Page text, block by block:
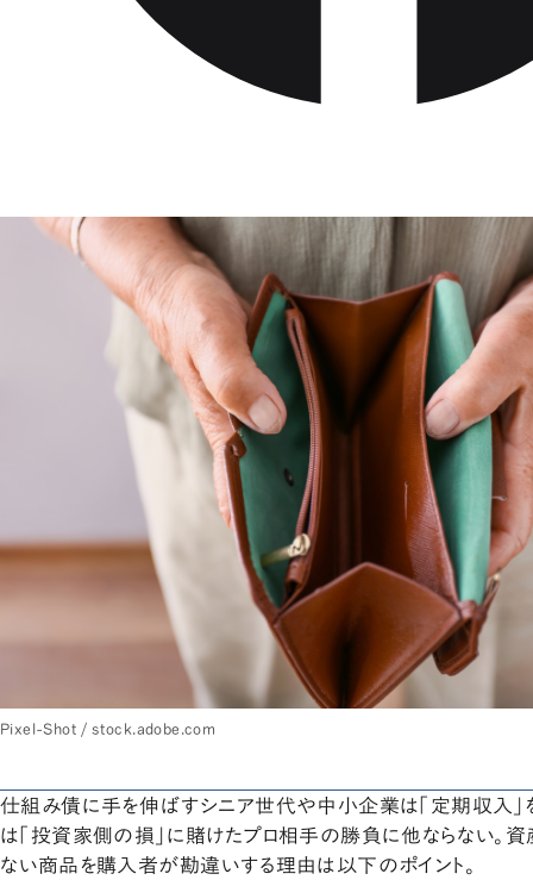
Pixel-Shot / stock.adobe.com
仕組み債に手を伸ばすシニア世代や中小企業は「定期収入」
は「投資家側の損」に賭けたプロ相手の勝負に他ならない。資
ない商品を購入者が勘違いする理由は以下のポイント。